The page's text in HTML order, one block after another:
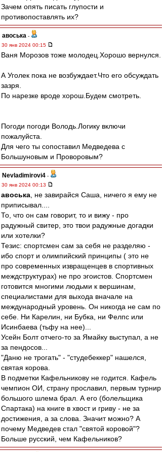
Зачем опять писать глупости и
противопоставлять их?
авоська -
30 янв 2024 00:15
Ваня Морозов тоже молодец.Хорошо вернулся.
А Уголек пока не возбуждает.Что его обсуждать
зазря.
По нарезке вроде хорош.Будем смотреть.
Погоди погоди Володь.Логику включи
пожалуйста.
Для чего ты сопоставил Медведева с
Большуновым и Проворовым?
Nevladimirovi4 -
30 янв 2024 00:13
авоська , не завирайся Саша, ничего я ему не
приписывал....
То, что он сам говорит, то и вижу - про
радужный свитер, это твои радужные догадки
или хотелки?
Тезис: спортсмен сам за себя не разделяю -
ибо спорт и олимпийский принципы ( это не
про современных извращенцев в спортивных
междструктурах) не про эгоистов. Спортсмен
готовится многими людьми к вершинам,
специалистами для выхода вначале на
международный уровень. Он никогда не сам по
себе. Ни Карелин, ни Бубка, ни Фелпс или
Исинбаева (тьфу на нее)...
Усейн Болт отчего-то за Ямайку выступал, а не
за пендосов...
"Даню не трогать" - "студебеккер" нашелся,
святая корова.
В подметки Кафельникову не годится. Кафель
чемпион ОИ, страну прославил, первым турнир
большого шлема брал. А его (болельщика
Спартака) на книге в хвост и гриву - не за
достижения, а за слова. Значит можно? А
почему Медведев стал "святой коровой"?
Больше русский, чем Кафельников?